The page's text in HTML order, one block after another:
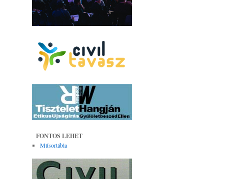
FONTOS LEHET
Műsortábla